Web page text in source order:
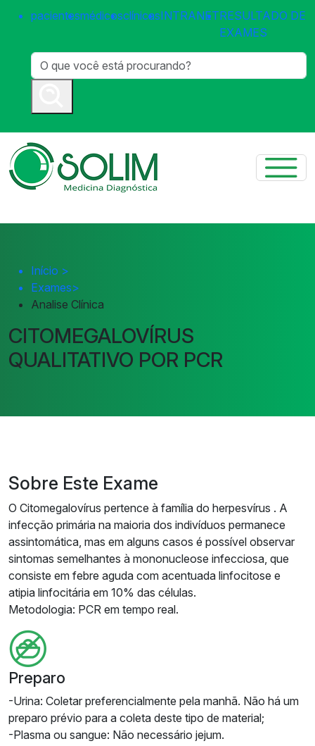
pacientesmédicosclínicasINTRANETRESULTADO DE
EXAMES
Início >
Exames>
Analise Clínica
CITOMEGALOVÍRUS
QUALITATIVO POR PCR
Sobre Este Exame
O Citomegalovírus pertence à família do herpesvírus . A
infecção primária na maioria dos indivíduos permanece
assintomática, mas em alguns casos é possível observar
sintomas semelhantes à mononucleose infecciosa, que
consiste em febre aguda com acentuada linfocitose e
atipia linfocitária em 10% das células.
Metodologia: PCR em tempo real.
Preparo
-Urina: Coletar preferencialmente pela manhã. Não há um
preparo prévio para a coleta deste tipo de material;
-Plasma ou sangue: Não necessário jejum.